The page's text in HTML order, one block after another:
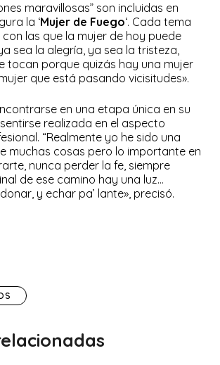
maravillosas” son incluidas en
la ‘Mujer de Fuego‘. Cada tema
las que la mujer de hoy puede
sea la alegría, ya sea la tristeza,
tocan porque quizás hay una mujer
que está pasando vicisitudes».
en una etapa única en su
realizada en el aspecto
“Realmente yo he sido una
muchas cosas pero lo importante en
nunca perder la fe, siempre
de ese camino hay una luz…
y echar pa’ lante», precisó.